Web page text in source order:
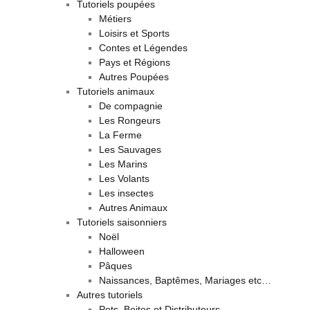
Tutoriels poupées
Métiers
Loisirs et Sports
Contes et Légendes
Pays et Régions
Autres Poupées
Tutoriels animaux
De compagnie
Les Rongeurs
La Ferme
Les Sauvages
Les Marins
Les Volants
Les insectes
Autres Animaux
Tutoriels saisonniers
Noël
Halloween
Pâques
Naissances, Baptêmes, Mariages etc…
Autres tutoriels